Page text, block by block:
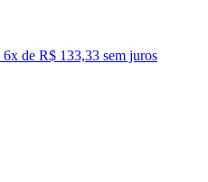
6x de R$ 133,33 sem juros